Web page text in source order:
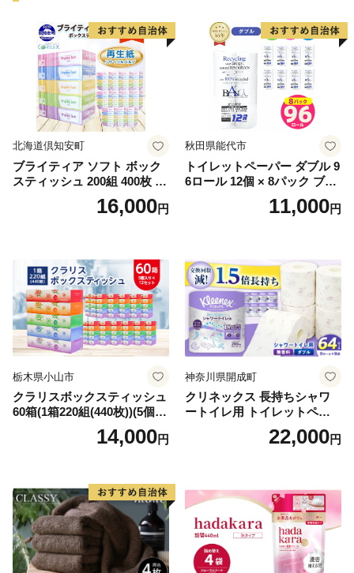
北海道倶知安町
ブライティア ソフト ボック
スティッシュ 200組 400枚 60
箱 日本製 まとめ買い ティッ
シュ リサイクル 長持 防災 常
倶知安町 日用品
16,000円
秋田県能代市
トイレットペーパー ダブル 9
6ロール 12個 × 8パック ブラ
ンカ 再生紙 100％ 芯あり 日
用品 消耗品 無香料 生活用品
11,000円
栃木県小山市
クラリスボックスティッシュ
60箱(1箱220組(440枚))(5個入
り×12セット)【1256759】
14,000円
神奈川県開成町
クリネックス 長持ちシャワ
ートイレ用 トイレットペー
パー（ダブル）64ロール(8ロ
ール×8パック) 開成町 トイレ
蓄 防災 エコ 消耗品 生活雑貨
生活用品 無香料 トイレット
ペーパー ダブル といれっと
ぺーぱー トイレ クレシア ト
イレットペーパー [BDBH002
-1]
22,000円